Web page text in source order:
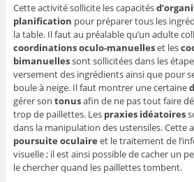
Cette activité sollicite les capacités
planification pour préparer tous les
la table. Il faut au préalable qu’un adulte
coordinations oculo-manuelleset les
bimanuellessont sollicitées dans les
versement des ingrédients ainsi que pour
boule à neige. Il faut montrer une certaine
gérer son tonusafin de ne pas tout faire
trop de paillettes. Les praxies idéatoires
dans la manipulation des ustensiles. Cette
poursuite oculaire et le traitement de
visuelle ; il est ainsi possible de cacher un
le chercher quand les paillettes tombent.